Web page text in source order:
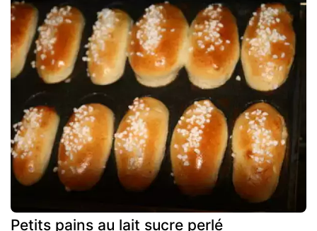
Petits pains au lait sucre perlé